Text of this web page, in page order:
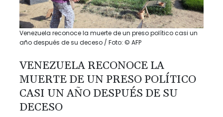
Venezuela reconoce la muerte de un preso político casi un
año después de su deceso / Foto: © AFP
VENEZUELA RECONOCE LA
MUERTE DE UN PRESO POLÍTICO
CASI UN AÑO DESPUÉS DE SU
DECESO